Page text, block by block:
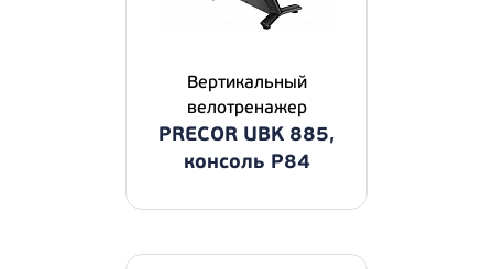
Вертикальный
велотренажер
PRECOR UBK 885,
консоль P84